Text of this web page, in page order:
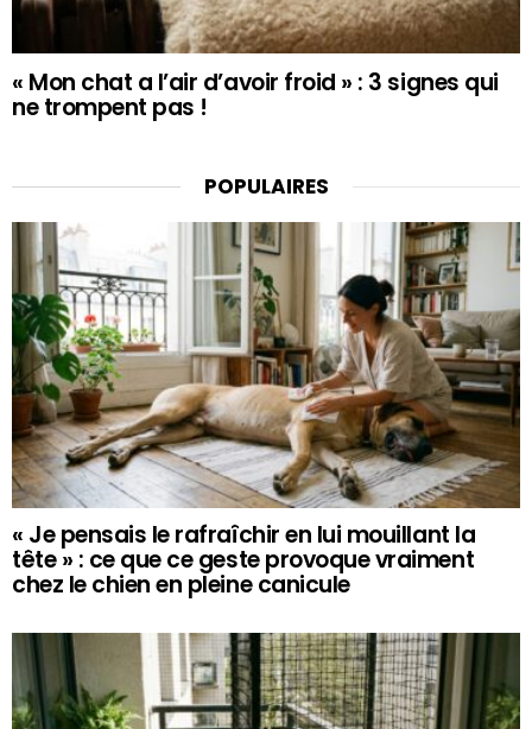
« Mon chat a l’air d’avoir froid » : 3 signes qui
ne trompent pas !
POPULAIRES
« Je pensais le rafraîchir en lui mouillant la
tête » : ce que ce geste provoque vraiment
chez le chien en pleine canicule